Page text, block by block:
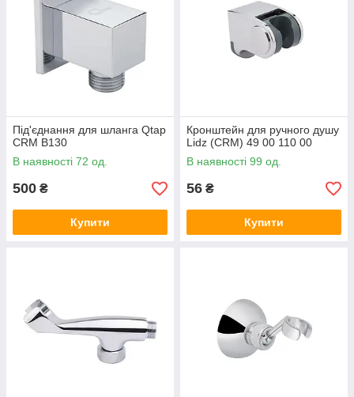
Під'єднання для шланга Qtap
CRM B130
В наявності 72 од.
500 ₴
Купити
Кронштейн для ручного душу
Lidz (CRM) 49 00 110 00
В наявності 99 од.
56 ₴
Купити